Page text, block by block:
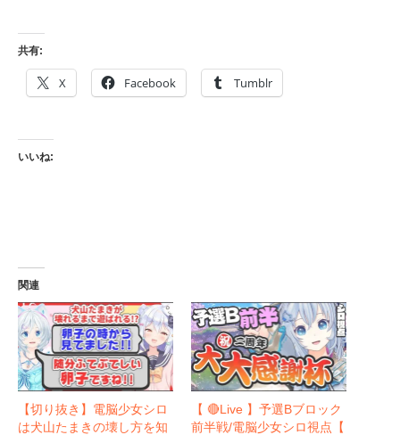
共有:
X Facebook Tumblr
いいね:
関連
【切り抜き】電脳少女シロ
は犬山たまきの壊し方を知
【 🔴Live 】予選Bブロック
前半戦/電脳少女シロ視点【